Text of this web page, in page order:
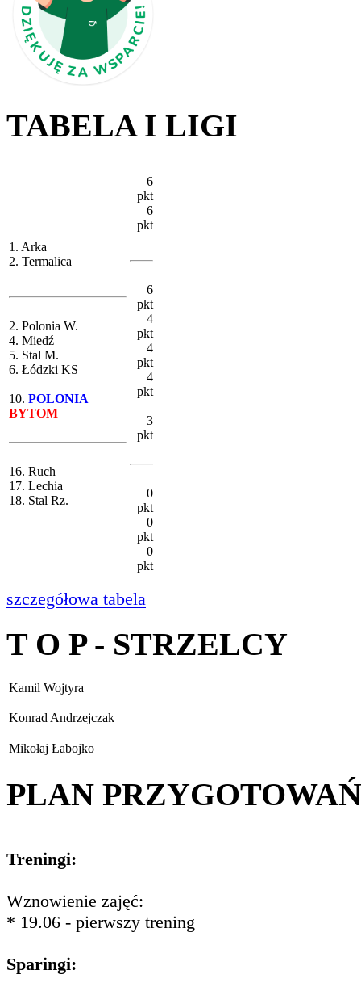
TABELA I LIGI
1. Arka
2. Termalica
2. Polonia W.
4. Miedź
5. Stal M.
6. Łódzki KS
10. POLONIA
BYTOM
16. Ruch
17. Lechia
18. Stal Rz.
6
pkt
6
pkt
6
pkt
4
pkt
4
pkt
4
pkt
3
pkt
0
pkt
0
pkt
0
pkt
szczegółowa tabela
T O P - STRZELCY
Kamil Wojtyra
Konrad Andrzejczak
Mikołaj Łabojko
PLAN PRZYGOTOWAŃ
Treningi:
Wznowienie zajęć:
* 19.06 - pierwszy trening
Sparingi: